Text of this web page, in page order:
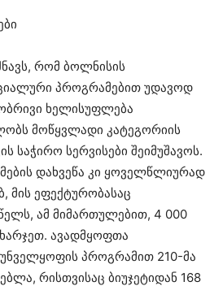
რომ ბოლნისის
პროგრამებით უდავოდ
ხელისუფლება
მოწყვლადი კატეგორიის
საჭირო სერვისები შეიმუშავოს.
დახვეწა კი ყოველწლიურად
მის ეფექტურობასაც
ამ მიმართულებით, 4 000
ავადმყოფთა
პროგრამით 210-მა
რისთვისაც ბიუჯეტიდან 168